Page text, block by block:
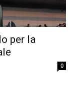
per la
0